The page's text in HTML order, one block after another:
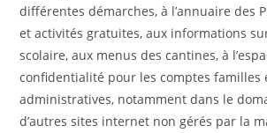
différentes démarches, à l’annuaire des
et activités gratuites, aux informations
scolaire, aux menus des cantines, à
confidentialité pour les comptes familles
administratives, notamment dans le
d’autres sites internet non gérés par la